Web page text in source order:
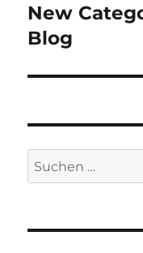
Nächster
Beitrag:
New
Blog
Suchen
nach: